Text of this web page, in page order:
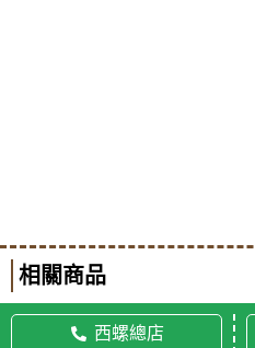
相關商品
西螺總店